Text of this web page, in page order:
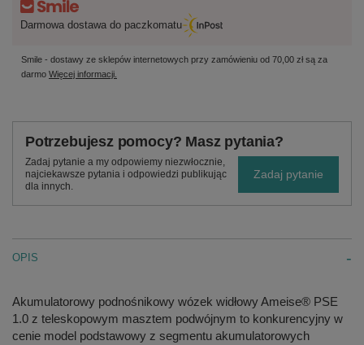
Darmowa dostawa do paczkomatu
Smile - dostawy ze sklepów internetowych przy zamówieniu od 70,00 złsą za
darmo Więcej informacji.
Potrzebujesz pomocy? Masz pytania?
Zadaj pytanie a my odpowiemy niezwłocznie,
najciekawsze pytania i odpowiedzi publikując
dla innych.
Zadaj pytanie
OPIS
Akumulatorowy podnośnikowy wózek widłowy Ameise® PSE
1.0 z teleskopowym masztem podwójnym to konkurencyjny w
cenie model podstawowy z segmentu akumulatorowych